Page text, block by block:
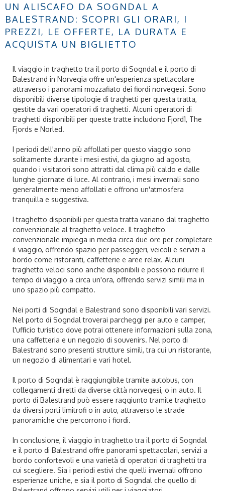
UN ALISCAFO DA SOGNDAL A
BALESTRAND: SCOPRI GLI ORARI, I
PREZZI, LE OFFERTE, LA DURATA E
ACQUISTA UN BIGLIETTO
Il viaggio in traghetto tra il porto di Sogndal e il porto di
Balestrand in Norvegia offre un'esperienza spettacolare
attraverso i panorami mozzafiato dei fiordi norvegesi. Sono
disponibili diverse tipologie di traghetti per questa tratta,
gestite da vari operatori di traghetti. Alcuni operatori di
traghetti disponibili per queste tratte includono Fjord1, The
Fjords e Norled.
I periodi dell'anno più affollati per questo viaggio sono
solitamente durante i mesi estivi, da giugno ad agosto,
quando i visitatori sono attratti dal clima più caldo e dalle
lunghe giornate di luce. Al contrario, i mesi invernali sono
generalmente meno affollati e offrono un'atmosfera
tranquilla e suggestiva.
I traghetto disponibili per questa tratta variano dal traghetto
convenzionale al traghetto veloce. Il traghetto
convenzionale impiega in media circa due ore per completare
il viaggio, offrendo spazio per passeggeri, veicoli e servizi a
bordo come ristoranti, caffetterie e aree relax. Alcuni
traghetto veloci sono anche disponibili e possono ridurre il
tempo di viaggio a circa un'ora, offrendo servizi simili ma in
uno spazio più compatto.
Nei porti di Sogndal e Balestrand sono disponibili vari servizi.
Nel porto di Sogndal troverai parcheggi per auto e camper,
l'ufficio turistico dove potrai ottenere informazioni sulla zona,
una caffetteria e un negozio di souvenirs. Nel porto di
Balestrand sono presenti strutture simili, tra cui un ristorante,
un negozio di alimentari e vari hotel.
Il porto di Sogndal è raggiungibile tramite autobus, con
collegamenti diretti da diverse città norvegesi, o in auto. Il
porto di Balestrand può essere raggiunto tramite traghetto
da diversi porti limitrofi o in auto, attraverso le strade
panoramiche che percorrono i fiordi.
In conclusione, il viaggio in traghetto tra il porto di Sogndal
e il porto di Balestrand offre panorami spettacolari, servizi a
bordo confortevoli e una varietà di operatori di traghetti tra
cui scegliere. Sia i periodi estivi che quelli invernali offrono
esperienze uniche, e sia il porto di Sogndal che quello di